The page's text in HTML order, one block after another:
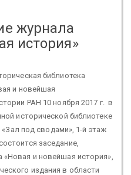
журнала
история»
библиотека
и новейшая
РАН 10 ноября 2017 г. в
исторической библиотеке
под сводами», 1-й этаж
заседание,
и новейшая история»,
издания в области